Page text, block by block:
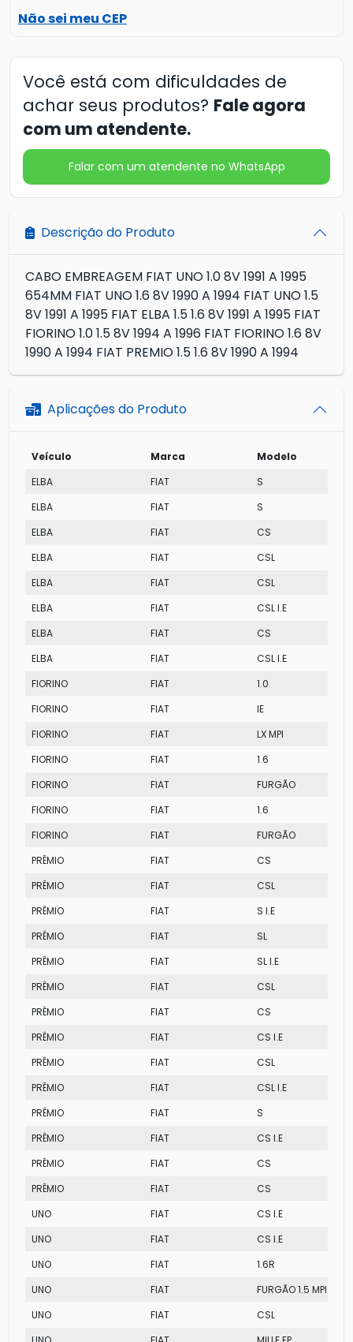
Não sei meu CEP
Você está com dificuldades de
achar seus produtos? Fale agora
com um atendente.
Falar com um atendente no WhatsApp
Descrição do Produto
CABO EMBREAGEM FIAT UNO 1.0 8V 1991 A 1995
654MM FIAT UNO 1.6 8V 1990 A 1994 FIAT UNO 1.5
8V 1991 A 1995 FIAT ELBA 1.5 1.6 8V 1991 A 1995 FIAT
FIORINO 1.0 1.5 8V 1994 A 1996 FIAT FIORINO 1.6 8V
1990 A 1994 FIAT PREMIO 1.5 1.6 8V 1990 A 1994
Aplicações do Produto
Veículo Marca
Modelo
ELBA
FIAT
S
ELBA
FIAT
S
ELBA
FIAT
CS
ELBA
FIAT
CSL
ELBA
FIAT
CSL
ELBA
FIAT
CSL I.E
ELBA
FIAT
CS
ELBA
FIAT
CSL I.E
FIORINO
FIAT
1.0
FIORINO
FIAT
IE
FIORINO
FIAT
LX MPI
FIORINO
FIAT
1.6
FIORINO
FIAT
FURGÃO
FIORINO
FIAT
1.6
FIORINO
FIAT
FURGÃO
PRÊMIO
FIAT
CS
PRÊMIO
FIAT
CSL
PRÊMIO
FIAT
S I.E
PRÊMIO
FIAT
SL
PRÊMIO
FIAT
SL I.E
PRÊMIO
FIAT
CSL
PRÊMIO
FIAT
CS
PRÊMIO
FIAT
CS I.E
PRÊMIO
FIAT
CSL
PRÊMIO
FIAT
CSL I.E
PRÊMIO
FIAT
S
PRÊMIO
FIAT
CS I.E
PRÊMIO
FIAT
CS
PRÊMIO
FIAT
CS
UNO
FIAT
CS I.E
UNO
FIAT
CS I.E
UNO
FIAT
1.6R
UNO
FIAT
FURGÃO 1.5 MPI
UNO
FIAT
CSL